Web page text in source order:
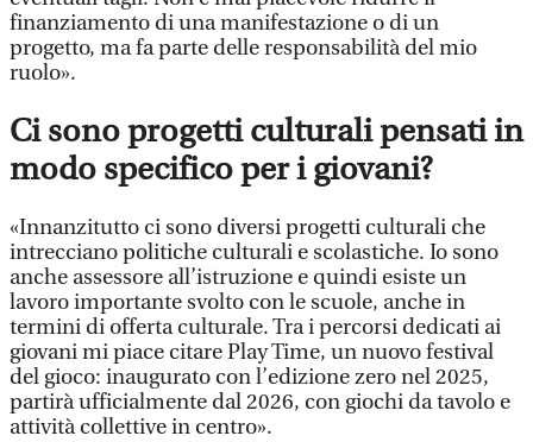
finanziamento di una manifestazione o di un
progetto, ma fa parte delle responsabilità del mio
ruolo».
Ci sono progetti culturali pensati in
modo specifico per i giovani?
«Innanzitutto ci sono diversi progetti culturali che
intrecciano politiche culturali e scolastiche. Io sono
anche assessore all’istruzione e quindi esiste un
lavoro importante svolto con le scuole, anche in
termini di offerta culturale. Tra i percorsi dedicati ai
giovani mi piace citare Play Time, un nuovo festival
del gioco: inaugurato con l’edizione zero nel 2025,
partirà ufficialmente dal 2026, con giochi da tavolo e
attività collettive in centro».